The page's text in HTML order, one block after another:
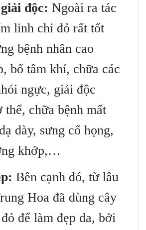
độc: Ngoài ra tác
linh chi đỏ rất tốt
bệnh nhân cao
bổ tâm khí, chữa các
ngực, giải độc
thể, chữa bệnh mất
dày, sưng cổ họng,
khớp,…
Bên cạnh đó, từ lâu
Hoa đã dùng cây
để làm đẹp da, bởi